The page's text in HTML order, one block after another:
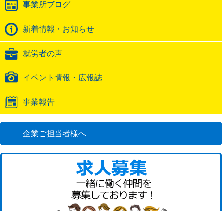
ッ
ク
バ
ッ
URL
事業所ブログ
新着情報・お知らせ
就労者の声
イベント情報・広報誌
事業報告
企業ご担当者様へ